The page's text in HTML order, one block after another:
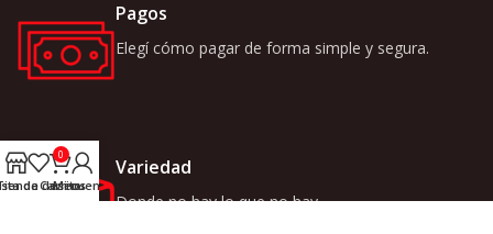
Pagos
Elegí cómo pagar de forma simple y segura.
Variedad
Donde no hay lo que no hay.
de deseos
0
Carrito
Mi cuenta